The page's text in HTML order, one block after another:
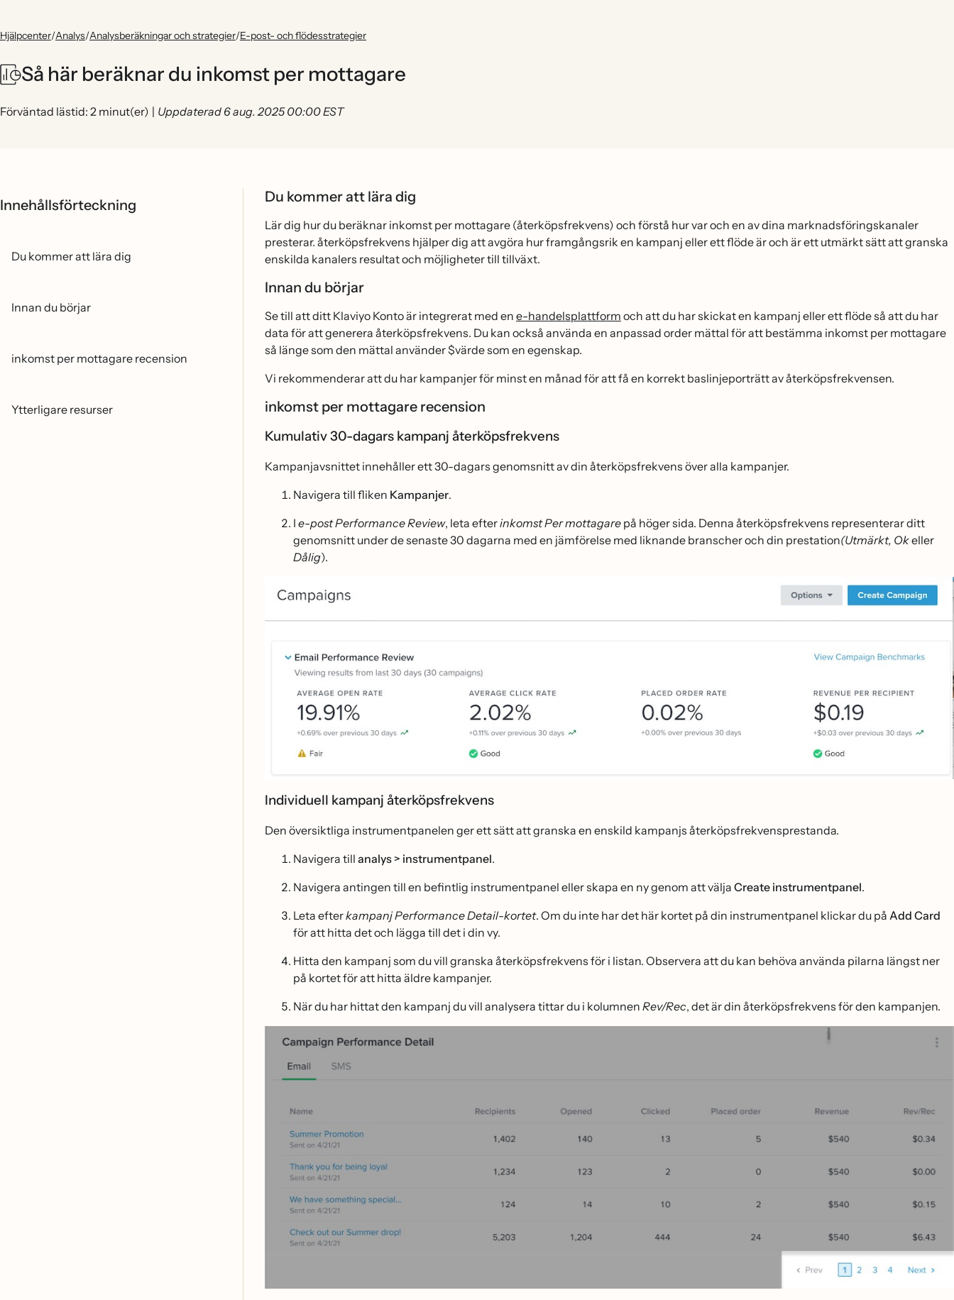
Hjälpcenter/Analys/Analysberäkningar och strategier/E-post- och flödesstrategier
Så här beräknar du inkomst per mottagare
Förväntad lästid: 2 minut(er) | Uppdaterad 6 aug. 2025 00:00 EST
Innehållsförteckning
Du kommer att lära dig
Innan du börjar
inkomst per mottagare recension
Ytterligare resurser
Du kommer att lära dig
Lär dig hur du beräknar inkomst per mottagare (återköpsfrekvens) och förstå hur var och en av dina marknadsföringskanaler
presterar. återköpsfrekvens hjälper dig att avgöra hur framgångsrik en kampanj eller ett flöde är och är ett utmärkt sätt att granska
enskilda kanalers resultat och möjligheter till tillväxt.
Innan du börjar
Se till att ditt Klaviyo Konto är integrerat med en e-handelsplattform och att du har skickat en kampanj eller ett flöde så att du har
data för att generera återköpsfrekvens. Du kan också använda en anpassad order mättal för att bestämma inkomst per mottagare
så länge som den mättal använder $värde som en egenskap.
Vi rekommenderar att du har kampanjer för minst en månad för att få en korrekt baslinjeporträtt av återköpsfrekvensen.
inkomst per mottagare recension
Kumulativ 30-dagars kampanj återköpsfrekvens
Kampanjavsnittet innehåller ett 30-dagars genomsnitt av din återköpsfrekvens över alla kampanjer.
Navigera till fliken Kampanjer.
I e-post Performance Review, leta efterinkomst Per mottagare på höger sida. Denna återköpsfrekvens representerar ditt
genomsnitt under de senaste 30 dagarna med en jämförelse med liknande branscher och din prestation(Utmärkt, Okeller
Dålig).
Individuell kampanj återköpsfrekvens
Den översiktliga instrumentpanelen ger ett sätt att granska en enskild kampanjs återköpsfrekvensprestanda.
Navigera till analys > instrumentpanel.
Navigera antingen till en befintlig instrumentpanel eller skapa en ny genom att välja Create instrumentpanel.
Leta efterkampanj Performance Detail-kortet. Om du inte har det här kortet på din instrumentpanel klickar du på Add Card
för att hitta det och lägga till det i din vy.
Hitta den kampanj som du vill granska återköpsfrekvens för i listan. Observera att du kan behöva använda pilarna längst ner
på kortet för att hitta äldre kampanjer.
När du har hittat den kampanj du vill analysera tittar du i kolumnen Rev/Rec, det är din återköpsfrekvens för den kampanjen.